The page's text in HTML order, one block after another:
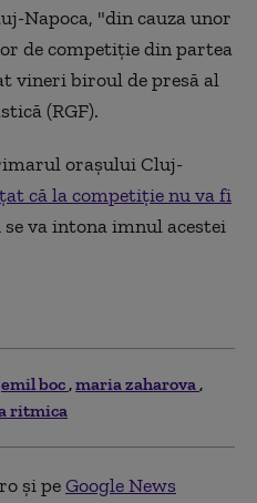
Napoca, "din cauza unor
de competiţie din partea
vineri biroul de presă al
(RGF).
oraşului Cluj-
că la competiţie nu va fi
se va intona imnul acestei
emil boc maria zaharova
ritmica
și peGoogle News